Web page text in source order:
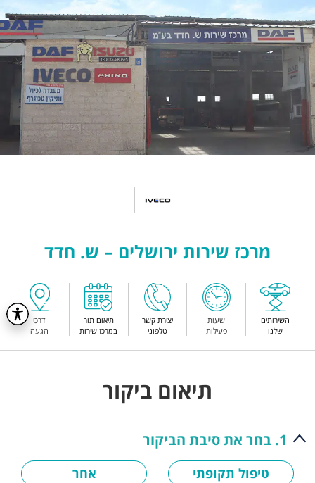
מרכז שירות ירושלים – ש. חדד
השירותים
שלנו
שעות
פעילות
יצירת קשר
טלפוני
תיאום תור
במרכז שירות
דרכי
הגעה
תיאום ביקור
1. בחר את סיבת הביקור
טיפול תקופתי אחר